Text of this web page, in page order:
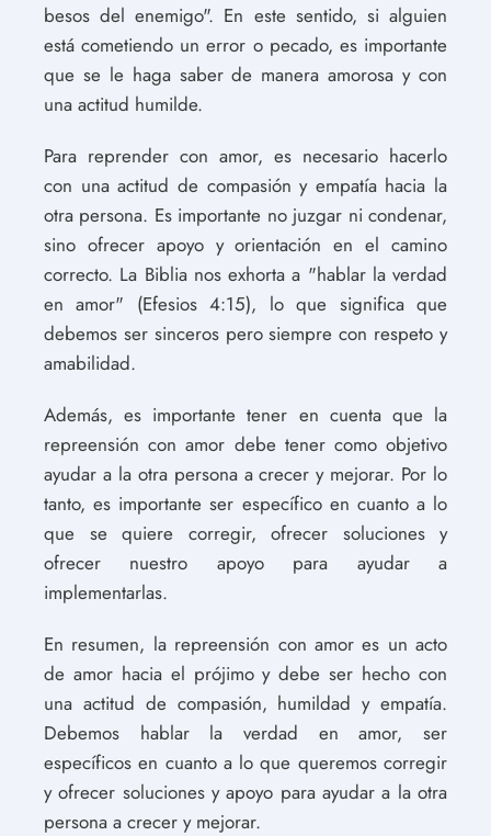
besos del enemigo". En este sentido, si alguien
está cometiendo un error o pecado, es importante
que se le haga saber de manera amorosa y con
una actitud humilde.
Para reprender con amor, es necesario hacerlo
con una actitud de compasión y empatía hacia la
otra persona. Es importante no juzgar ni condenar,
sino ofrecer apoyo y orientación en el camino
correcto. La Biblia nos exhorta a "hablar la verdad
en amor" (Efesios 4:15), lo que significa que
debemos ser sinceros pero siempre con respeto y
amabilidad.
Además, es importante tener en cuenta que la
repreensión con amor debe tener como objetivo
ayudar a la otra persona a crecer y mejorar. Por lo
tanto, es importante ser específico en cuanto a lo
que se quiere corregir, ofrecer soluciones y
ofrecer nuestro apoyo para ayudar a
implementarlas.
En resumen, la repreensión con amor es un acto
de amor hacia el prójimo y debe ser hecho con
una actitud de compasión, humildad y empatía.
Debemos hablar la verdad en amor, ser
específicos en cuanto a lo que queremos corregir
y ofrecer soluciones y apoyo para ayudar a la otra
persona a crecer y mejorar.